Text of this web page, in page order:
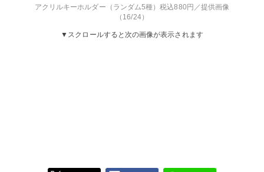
アクリルキーホルダー（ランダム5種）税込880円／提供画像
（16/24）
▼スクロールすると次の画像が表示されます